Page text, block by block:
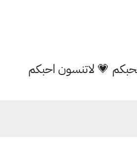
💗 لاتنسون احبكم